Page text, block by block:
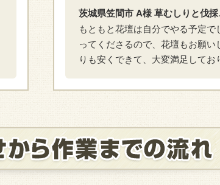
茨城県笠間市 A様 草むしりと伐
もともと花壇は自分でやる予定
ってくださるので、花壇もお願い
りも安くできて、大変満足してお